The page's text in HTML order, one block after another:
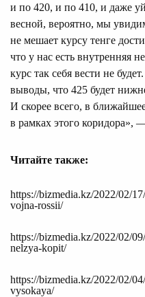
и по 420, и по 410, и даже
весной, вероятно, мы
не мешает курсу тенге
что у нас есть внутренняя
курс так себя вести не
выводы, что 425 будет
И скорее всего, в
в рамках этого коридора»,
Читайте также:
https://bizmedia.kz/2022/02/
vojna-rossii/
https://bizmedia.kz/2022/02/
nelzya-kopit/
https://bizmedia.kz/2022/02/
vysokaya/